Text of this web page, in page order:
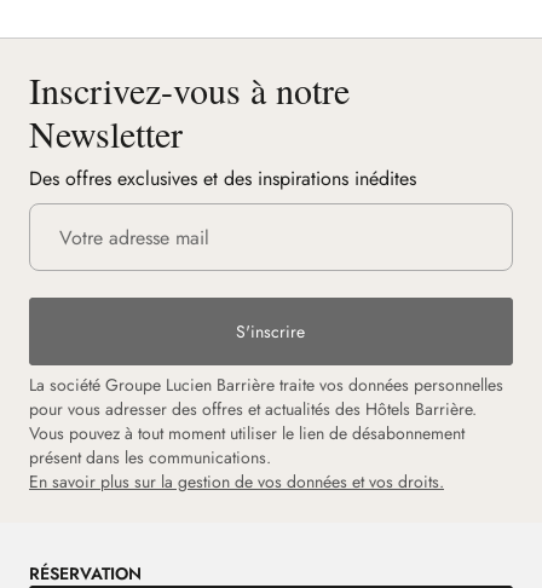
Inscrivez-vous à notre
Newsletter
Des offres exclusives et des inspirations inédites
S'inscrire
La société Groupe Lucien Barrière traite vos données personnelles
pour vous adresser des offres et actualités des Hôtels Barrière.
Vous pouvez à tout moment utiliser le lien de désabonnement
présent dans les communications.
En savoir plus sur la gestion de vos données et vos droits.
RÉSERVATION